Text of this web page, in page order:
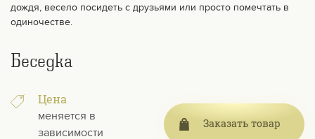
дождя, весело посидеть с друзьями или просто помечтать в
одиночестве.
Беседка
Цена
меняется в
зависимости
Заказать товар